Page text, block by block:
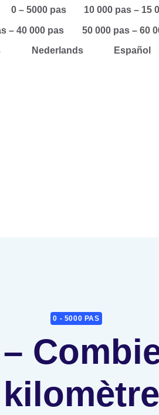
0 – 5000 pas 10 000 pas – 15
– 40 000 pas 50 000 pas – 60
Nederlands Español
0 - 5000 PAS